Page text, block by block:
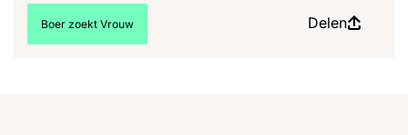
Bekijk meer artikelen over:
Boer zoekt Vrouw Delen